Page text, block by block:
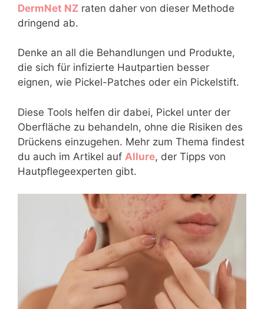
DermNet NZ raten daher von dieser Methode
dringend ab.
Denke an all die Behandlungen und Produkte,
die sich für infizierte Hautpartien besser
eignen, wie Pickel-Patches oder ein Pickelstift.
Diese Tools helfen dir dabei, Pickel unter der
Oberfläche zu behandeln, ohne die Risiken des
Drückens einzugehen. Mehr zum Thema findest
du auch im Artikel auf Allure, der Tipps von
Hautpflegeexperten gibt.